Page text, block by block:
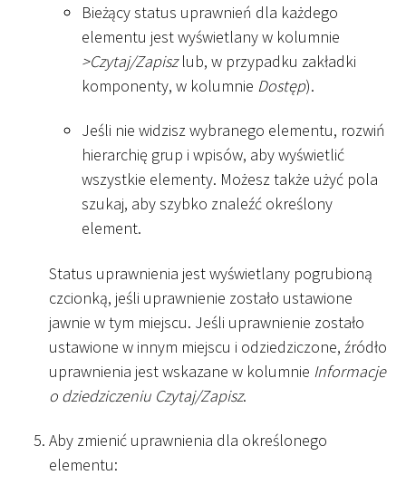
Bieżący status uprawnień dla każdego
elementu jest wyświetlany w kolumnie
>Czytaj/Zapiszlub, w przypadku zakładki
komponenty, w kolumnie Dostęp).
Jeśli nie widzisz wybranego elementu, rozwiń
hierarchię grup i wpisów, aby wyświetlić
wszystkie elementy. Możesz także użyć pola
szukaj, aby szybko znaleźć określony
element.
Status uprawnienia jest wyświetlany pogrubioną
czcionką, jeśli uprawnienie zostało ustawione
jawnie w tym miejscu. Jeśli uprawnienie zostało
ustawione w innym miejscu i odziedziczone, źródło
uprawnienia jest wskazane w kolumnie Informacje
o dziedziczeniu Czytaj/Zapisz.
Aby zmienić uprawnienia dla określonego
elementu: